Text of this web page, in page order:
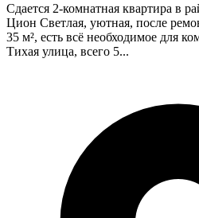
Сдается 2-комнатная квартира в
Цион Светлая, уютная, после
35 м², есть всё необходимое для
Тихая улица, всего 5...